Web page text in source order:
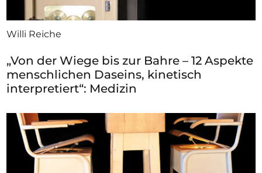
Willi Reiche
„Von der Wiege bis zur Bahre – 12 Aspekte
menschlichen Daseins, kinetisch
interpretiert“: Medizin